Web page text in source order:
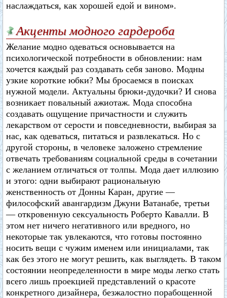
наслаждаться, как хорошей едой и вином».
Акценты модного гардероба
Желание модно одеваться основывается на
психологической потребности в обновлении: нам
хочется каждый раз создавать себя заново. Модны
узкие короткие юбки? Мы бросаемся в поисках
нужной модели. Актуальны брюки-дудочки? И снова
возникает повальный ажиотаж. Мода способна
создавать ощущение причастности и служить
лекарством от серости и повседневности, выбирая за
нас, как одеваться, питаться и развлекаться. Но с
другой стороны, в человеке заложено стремление
отвечать требованиям социальной среды в сочетании
с желанием отличаться от толпы. Мода дает иллюзию
и этого: одни выбирают рациональную
женственность от Донны Каран, другие —
философский авангардизм Джуни Ватанабе, третьи
— откровенную сексуальность Роберто Кавалли. В
этом нет ничего негативного или вредного, но
некоторые так увлекаются, что готовы постоянно
носить вещи с чужим именем или инициалами, так
как без этого не могут решить, как выглядеть. В таком
состоянии неопределенности в мире моды легко стать
всего лишь проекцией представлений о красоте
конкретного дизайнера, безжалостно порабощенной